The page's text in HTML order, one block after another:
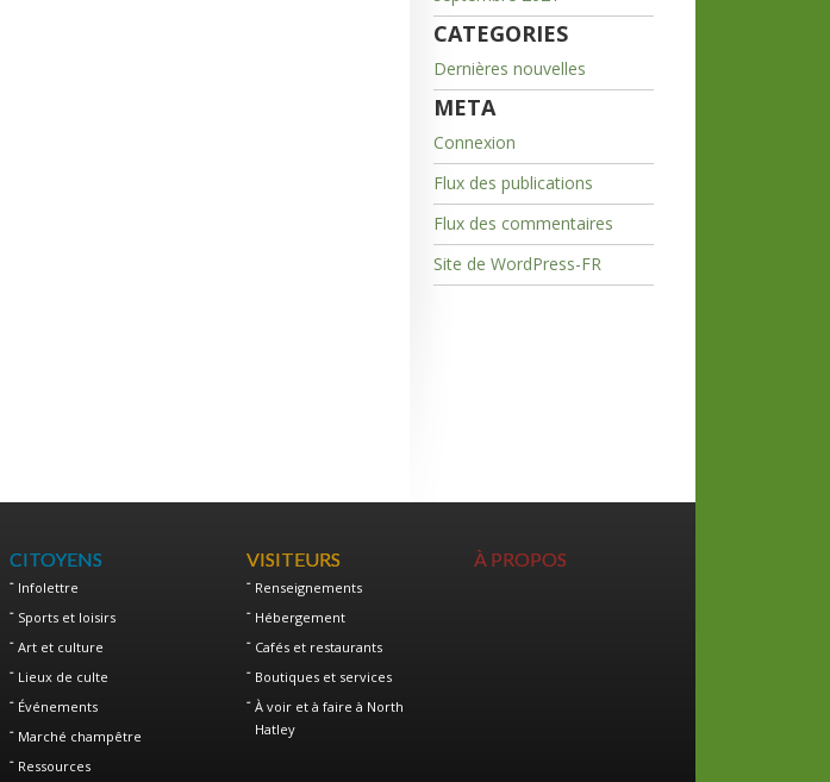
CATEGORIES
Dernières nouvelles
META
Connexion
Flux des publications
Flux des commentaires
Site de WordPress-FR
CITOYENS
Infolettre
Sports et loisirs
Art et culture
Lieux de culte
Événements
Marché champêtre
Ressources
VISITEURS
Renseignements
Hébergement
Cafés et restaurants
Boutiques et services
À voir et à faire à North
Hatley
À PROPOS